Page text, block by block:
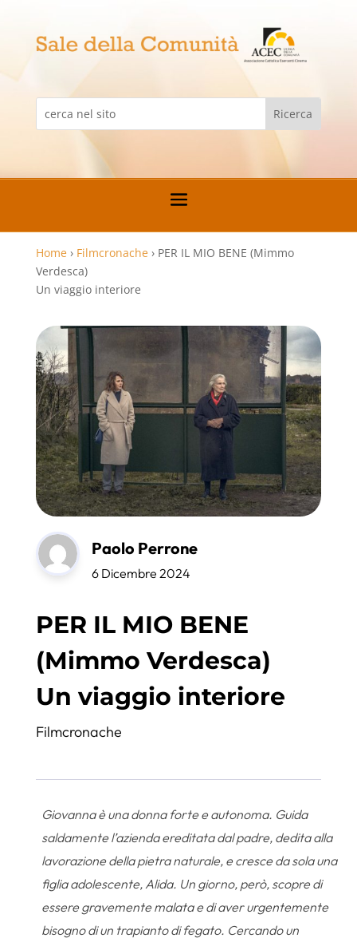
Home › Filmcronache › PER IL MIO BENE (Mimmo
Verdesca)
Un viaggio interiore
Paolo Perrone
6 Dicembre 2024
PER IL MIO BENE
(Mimmo Verdesca)
Un viaggio interiore
Filmcronache
Giovanna è una donna forte e autonoma. Guida
saldamente l’azienda ereditata dal padre, dedita alla
lavorazione della pietra naturale, e cresce da sola una
figlia adolescente, Alida. Un giorno, però, scopre di
essere gravemente malata e di aver urgentemente
bisogno di un trapianto di fegato. Cercando un